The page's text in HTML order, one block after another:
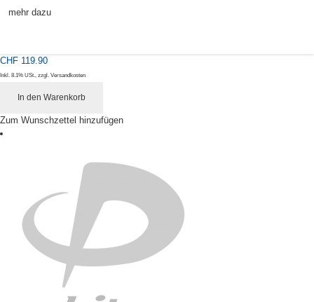
mehr dazu
CHF 119.90
Inkl. 8.1% USt. zzgl. Versandkosten
In den Warenkorb
Zum Wunschzettel hinzufügen